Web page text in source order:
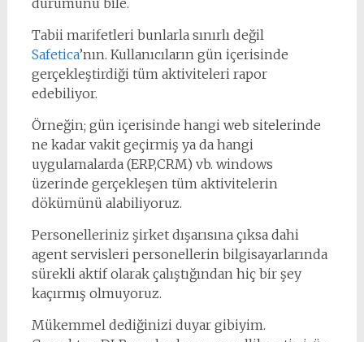
Tabii marifetleri bunlarla sınırlı değil
Safetica’nın. Kullanıcıların gün içerisinde
gerçekleştirdiği tüm aktiviteleri rapor
edebiliyor.
Örneğin; gün içerisinde hangi web sitelerinde
ne kadar vakit geçirmiş ya da hangi
uygulamalarda (ERP,CRM) vb. windows
üzerinde gerçekleşen tüm aktivitelerin
dökümünü alabiliyoruz.
Personelleriniz şirket dışarısına çıksa dahi
agent servisleri personellerin bilgisayarlarında
sürekli aktif olarak çalıştığından hiç bir şey
kaçırmış olmuyoruz.
Mükemmel dediğinizi duyar gibiyim.